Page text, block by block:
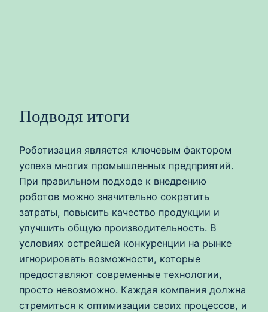
Подводя итоги
Роботизация является ключевым фактором
успеха многих промышленных предприятий.
При правильном подходе к внедрению
роботов можно значительно сократить
затраты, повысить качество продукции и
улучшить общую производительность. В
условиях острейшей конкуренции на рынке
игнорировать возможности, которые
предоставляют современные технологии,
просто невозможно. Каждая компания должна
стремиться к оптимизации своих процессов, и